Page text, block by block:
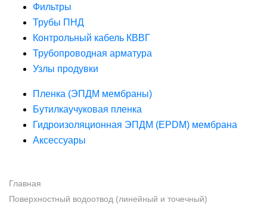
Фильтры
Трубы ПНД
Контрольный кабель КВВГ
Трубопроводная арматура
Узлы продувки
Пленка (ЭПДМ мембраны)
Бутилкаучуковая пленка
Гидроизоляционная ЭПДМ (EPDM) мембрана
Аксессуары
Главная
Поверхностный водоотвод (линейный и точечный)